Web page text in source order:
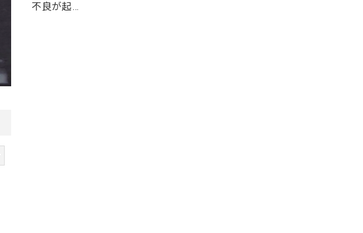
不良が起…